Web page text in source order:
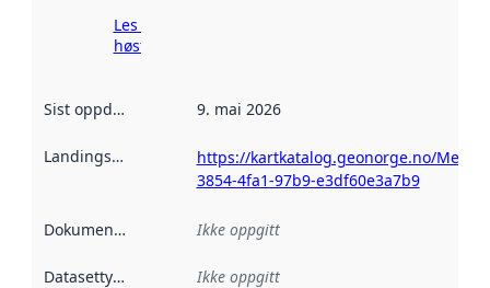
Les mer om
høsting her
Sist oppdatert 9. mai 2026
Landingsside
https://kartkatalog.geonorge.no/
3854-4fa1-97b9-e3df60e3a7b9
Dokumentasjon Ikke oppgitt
Datasettype Ikke oppgitt